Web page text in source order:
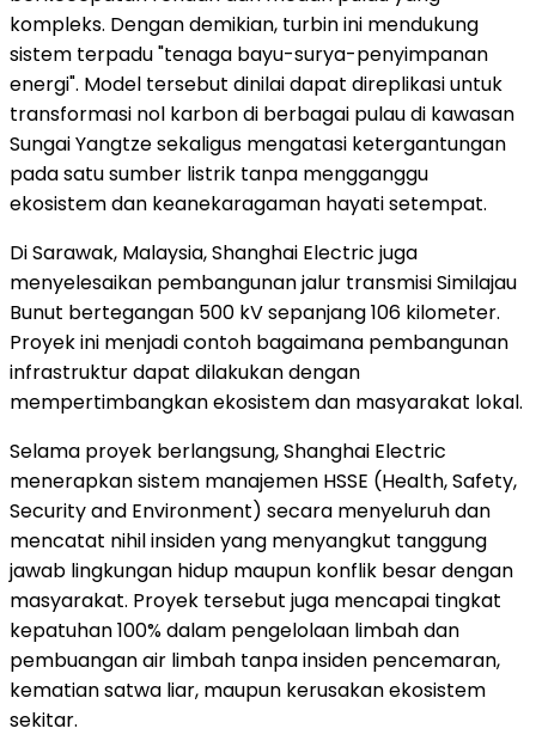
kompleks. Dengan demikian, turbin ini mendukung
sistem terpadu "tenaga bayu-surya-penyimpanan
energi". Model tersebut dinilai dapat direplikasi untuk
transformasi nol karbon di berbagai pulau di kawasan
Sungai Yangtze sekaligus mengatasi ketergantungan
pada satu sumber listrik tanpa mengganggu
ekosistem dan keanekaragaman hayati setempat.
Di Sarawak, Malaysia, Shanghai Electric juga
menyelesaikan pembangunan jalur transmisi Similajau
Bunut bertegangan 500 kV sepanjang 106 kilometer.
Proyek ini menjadi contoh bagaimana pembangunan
infrastruktur dapat dilakukan dengan
mempertimbangkan ekosistem dan masyarakat lokal.
Selama proyek berlangsung, Shanghai Electric
menerapkan sistem manajemen HSSE (Health, Safety,
Security and Environment) secara menyeluruh dan
mencatat nihil insiden yang menyangkut tanggung
jawab lingkungan hidup maupun konflik besar dengan
masyarakat. Proyek tersebut juga mencapai tingkat
kepatuhan 100% dalam pengelolaan limbah dan
pembuangan air limbah tanpa insiden pencemaran,
kematian satwa liar, maupun kerusakan ekosistem
sekitar.